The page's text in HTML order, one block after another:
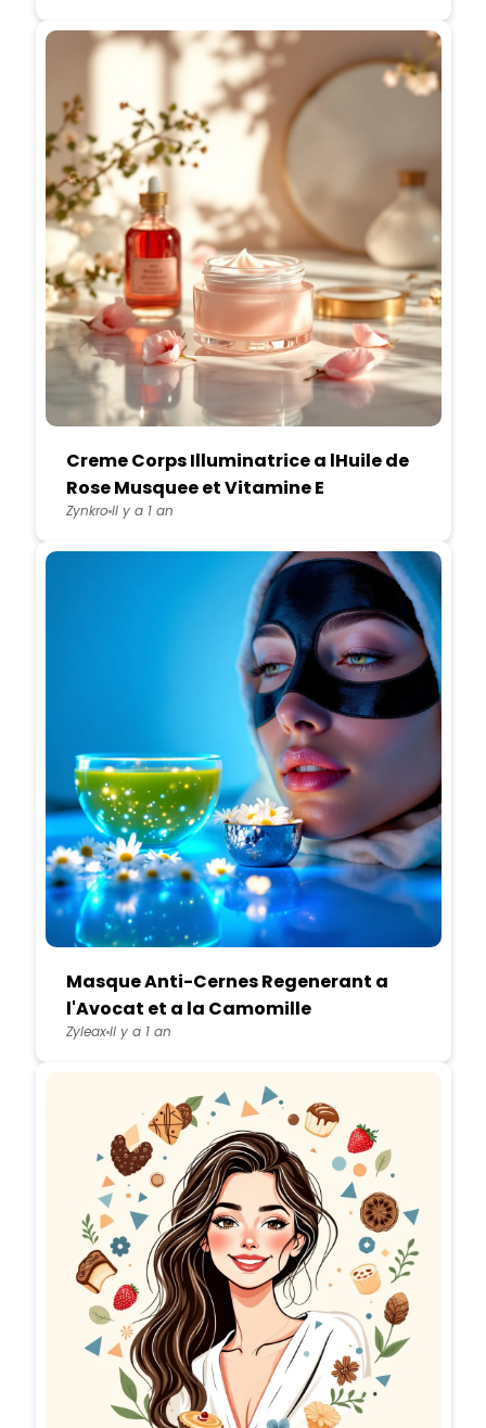
Creme Corps Illuminatrice a lHuile de
Rose Musquee et Vitamine E
ZynkroIl y a 1 an
Masque Anti-Cernes Regenerant a
l'Avocat et a la Camomille
ZyleaxIl y a 1 an